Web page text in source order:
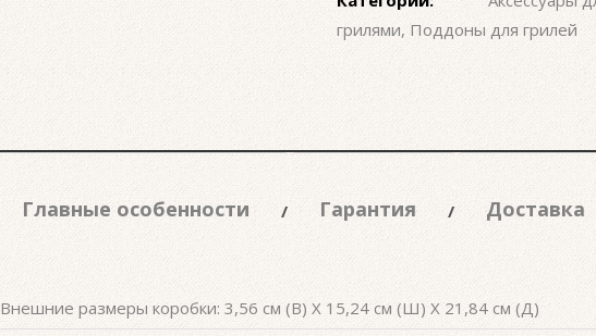
грилями, Поддоны для грилей
Главные особенности Гарантия Доставка
Внешние размеры коробки: 3,56 см (В) X 15,24 см (Ш) X 21,84 см (Д)